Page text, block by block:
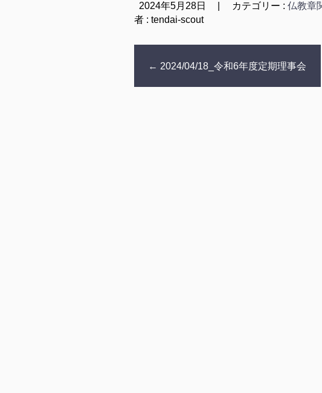
2024年5月28日 カテゴリー : 仏教章
者 : tendai-scout
← 2024/04/18_令和6年度定期理事会